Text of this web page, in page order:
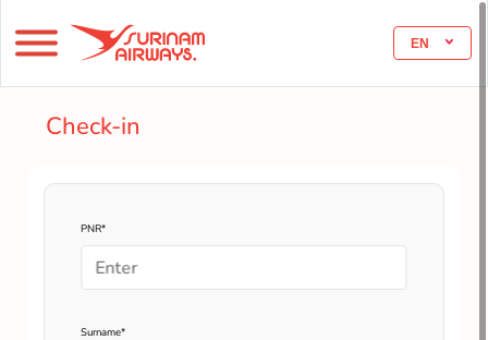
EN
Check-in
PNR*
Surname*